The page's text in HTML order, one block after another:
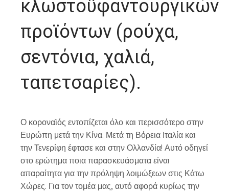
κλωστοϋφαντουργικών
προϊόντων (ρούχα,
σεντόνια, χαλιά,
ταπετσαρίες).
Ο κοροναϊός εντοπίζεται όλο και περισσότερο στην
Ευρώπη μετά την Κίνα. Μετά τη Βόρεια Ιταλία και
την Τενερίφη έφτασε και στην Ολλανδία! Αυτό οδηγεί
στο ερώτημα ποια παρασκευάσματα είναι
απαραίτητα για την πρόληψη λοιμώξεων στις Κάτω
Χώρες. Για τον τομέα μας, αυτό αφορά κυρίως την